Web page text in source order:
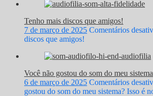
Tenho mais discos que amigos!
7 de março de 2025 Comentários
discos que amigos!
Você não gostou do som do meu
6 de março de 2025 Comentários
gostou do som do meu sistema? Isso é